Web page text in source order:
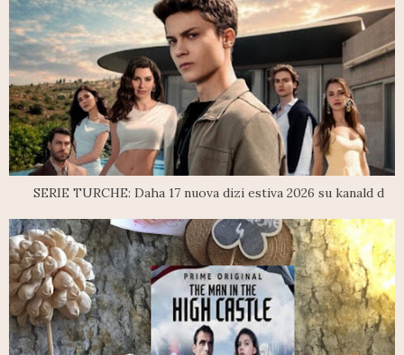
SERIE TURCHE: Daha 17 nuova dizi estiva 2026 su kanald d